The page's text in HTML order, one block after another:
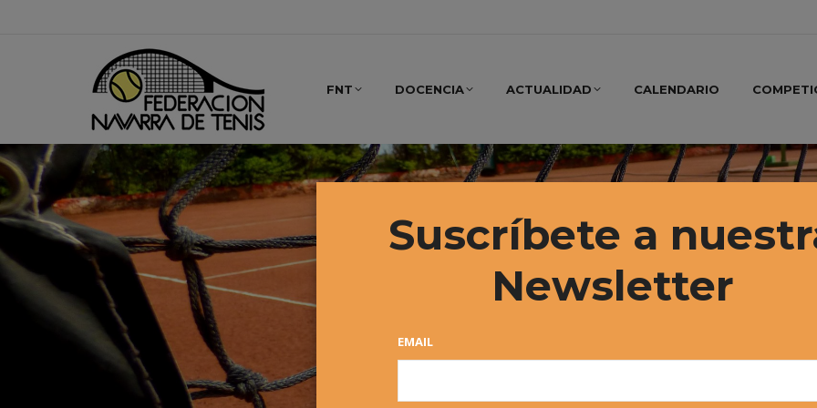
FNT DOCENCIA ACTUALIDAD CALENDARIO
Suscríbete a
Newsletter
EMAIL